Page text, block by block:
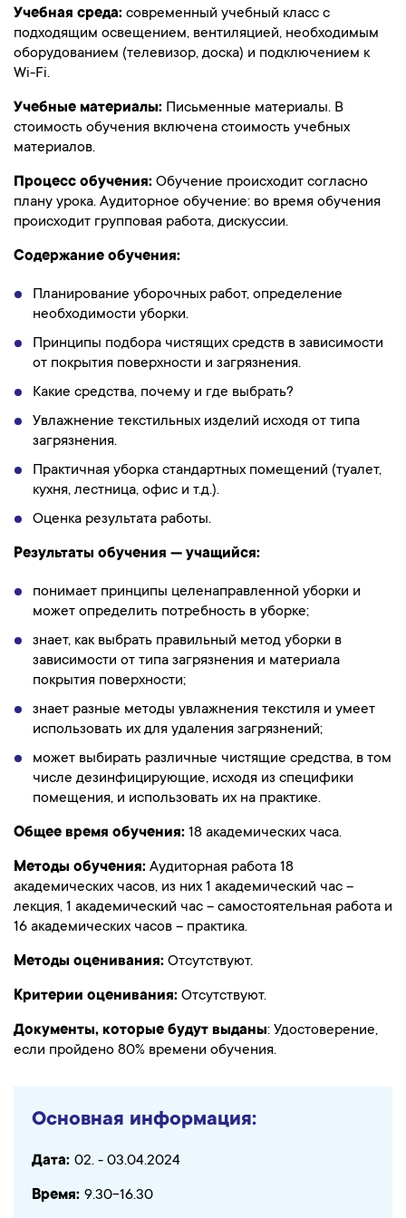
Учебная среда: современный учебный класс с
подходящим освещением, вентиляцией, необходимым
оборудованием (телевизор, доска) и подключением к
Wi-Fi.
Учебные материалы: Письменные материалы. В
стоимость обучения включена стоимость учебных
материалов.
Процесс обучения: Обучение происходит согласно
плану урока. Аудиторное обучение: во время обучения
происходит групповая работа, дискуссии.
Содержание обучения:
Планирование уборочных работ, определение
необходимости уборки.
Принципы подбора чистящих средств в зависимости
от покрытия поверхности и загрязнения.
Какие средства, почему и где выбрать?
Увлажнение текстильных изделий исходя от типа
загрязнения.
Практичная уборка стандартных помещений (туалет,
кухня, лестница, офис и т.д.).
Оценка результата работы.
Результаты обучения — учащийся:
понимает принципы целенаправленной уборки и
может определить потребность в уборке;
знает, как выбрать правильный метод уборки в
зависимости от типа загрязнения и материала
покрытия поверхности;
знает разные методы увлажнения текстиля и умеет
использовать их для удаления загрязнений;
может выбирать различные чистящие средства, в том
числе дезинфицирующие, исходя из специфики
помещения, и использовать их на практике.
Общее время обучения: 18 академических часа.
Методы обучения: Аудиторная работа 18
академических часов, из них 1 академический час –
лекция, 1 академический час – самостоятельная работа и
16 академических часов – практика.
Методы оценивания: Отсутствуют.
Критерии оценивания: Отсутствуют.
Документы, которые будут выданы: Удостоверение,
если пройдено 80% времени обучения.
Основная информация:
Дата: 02. - 03.04.2024
Время: 9.30-16.30